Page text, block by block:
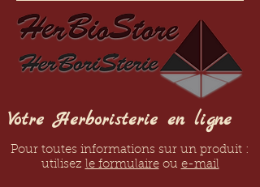
Votre Herboristerie en ligne
Pour toutes informations sur un produit :
utilisez le formulaireou e-mail